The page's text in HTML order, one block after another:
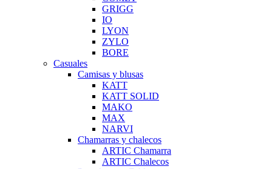
GRIGG
IO
LYON
ZYLO
BORE
Casuales
Camisas y blusas
KATT
KATT SOLID
MAKO
MAX
NARVI
Chamarras y chalecos
ARTIC Chamarra
ARTIC Chalecos